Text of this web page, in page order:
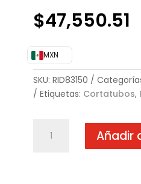
$47,550.51
MXN
SKU: RID83150
Etiquetas: Cortatubos,
Cortatubos
Añadir